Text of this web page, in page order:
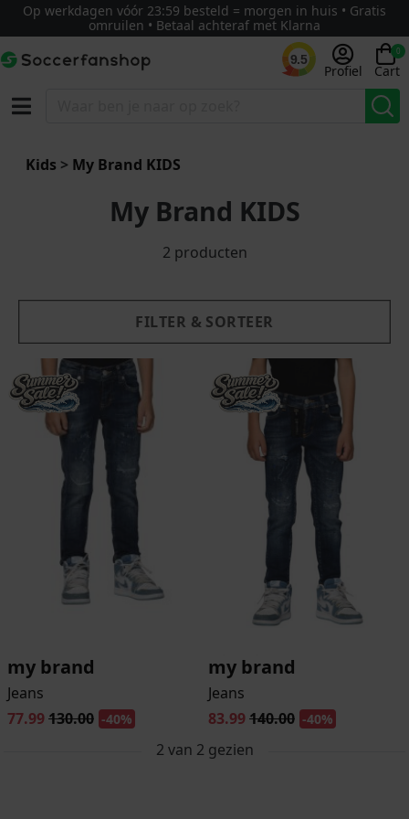
Op werkdagen vóór 23:59 besteld = morgen in huis • Gratis
omruilen • Betaal achteraf met Klarna
9.5
Profiel
0
Cart
Kids > My Brand KIDS
My Brand KIDS
2 producten
FILTER & SORTEER
my brand
Jeans
77.99130.00 -40%
my brand
Jeans
83.99140.00 -40%
2 van 2 gezien